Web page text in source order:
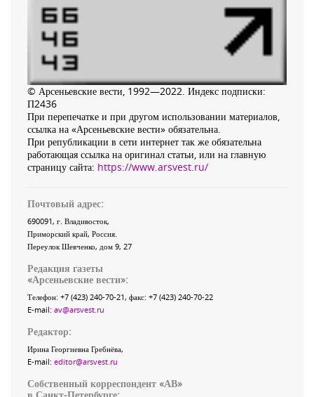
© Арсеньевские вести, 1992—2022. Индекс подписки:
П2436
При перепечатке и при другом использовании материалов,
ссылка на «Арсеньевские вести» обязательна.
При републикации в сети интернет так же обязательна
работающая ссылка на оригинал статьи, или на главную
страницу сайта: https://www.arsvest.ru/
Почтовый адрес:
690091, г. Владивосток,
Приморский край, Россия
Переулок Шевченко, дом 9, 27
Редакция газеты
«Арсеньевские вести»:
Телефон: +7 (423) 240-70-21, факс: +7 (423) 240-70-22
E-mail: av@arsvest.ru
Редактор:
Ирина Георгиевна Гребнёва,
E-mail: editor@arsvest.ru
Собственный корреспондент «АВ»